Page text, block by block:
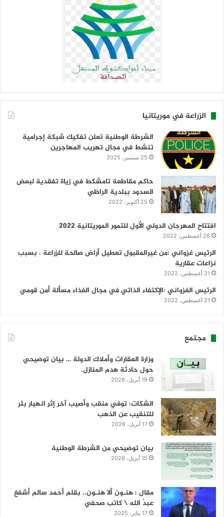
الزراعة في موريتانيا
الشرطة الوطنية تعلن تفكيك شبكة إجرامية
تنشط في مجال تهريب المهاجرين
25 سبتمبر، 2025
حاكم مقاطعة تامشكط في زياة تفقدية لبعض
السدود ببلدية الراظي
25 أكتوبر، 2022
افتتاح المهرجان الدولي الأول للتمور الموريتانية 2022
26 أغسطس، 2022
الرئيس غزواني :من غيرالمقبول تعطيل أراض صالحة للزراعة ، بسبب
نزاعات عقارية
21 أغسطس، 2022
الرئيس الغزواني :الإكتفاء الذاتي في مجال الغذاء مسألة أمن قومي
21 أغسطس، 2022
مجتمع
وزارة العقارات وأملاك الدولة … بيان توضيحي
حول حادثة هدم المنازل.
19 أبريل، 2026
الشكات: توفي منقب وأصيب آخر إثر انهيار بئر
للتنقيب عن الذهب
17 أبريل، 2026
بيان توضيحي من الشرطة الوطنية
15 أبريل، 2026
مقال : هنـون ألا هنـون.. بقلم أحمد سالم أشفغ
عبدُ الله \ كاتب صحفي
17 يناير، 2025